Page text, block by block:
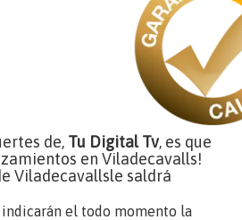
de, Tu Digital Tv, es que
en Viladecavalls!
Viladecavallsle saldrá
el todo momento la